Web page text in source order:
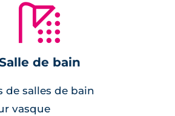
de placards aménagés et de
🚿
de bain
de salles de bain
vasque